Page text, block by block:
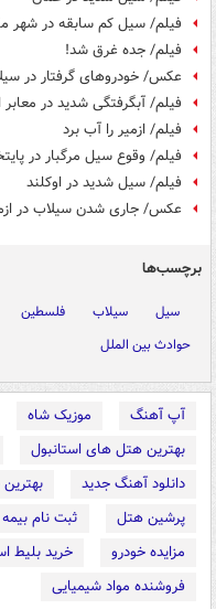
فیلم/ سیل کم سابقه در شهر
فیلم/ جده غرق شد!
عکس/ خودروهای گرفتار در
فیلم/ آبگرفتگی شدید در معابر
فیلم/ ازمیر را آب برد
فیلم/ وقوع سیل مرگبار در
فیلم/ سیل شدید در اوکلند
عکس/ جاری شدن سیلاب در
برچسب‌ها
سیل سیلاب فلسطین
حوادث بین الملل
آپ آهنگ موزیک شاه
بهترین هتل های استانبول
دانلود آهنگ جدید
پرشین هتل
ثبت نام
مزایده خودرو
خرید بلیط
فروشنده مواد شیمیایی